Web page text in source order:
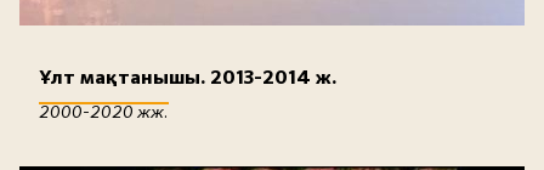
Ұлт мақтанышы. 2013-2014 ж.
2000-2020 жж.